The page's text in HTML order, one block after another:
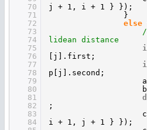
70
71
72
73
74
75
76
77
78
79
80
81
82
83
84
j + 1, i + 1 } });
}
else
lidean distance
[j].first;
p[j].second;
;
i + 1, j + 1 } });